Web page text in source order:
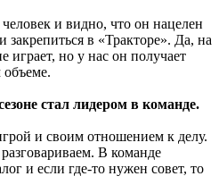
и видно, что он нацелен
закрепиться в «Тракторе». Да, на
играет, но у нас он получает
стал лидером в команде.
и своим отношением к делу.
В команде
и если где-то нужен совет, то